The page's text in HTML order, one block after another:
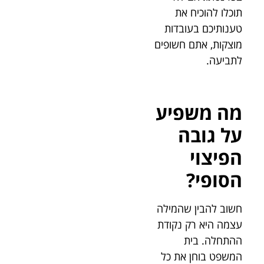
תוכלו להוכיח את
טענותיכם בעובדות
מוצקות, אתם חשופים
לתביעה.
מה משפיע
על גובה
הפיצוי
הסופי?
חשוב להבין שהמילה
עצמה היא רק נקודת
ההתחלה. בית
המשפט בוחן את כל